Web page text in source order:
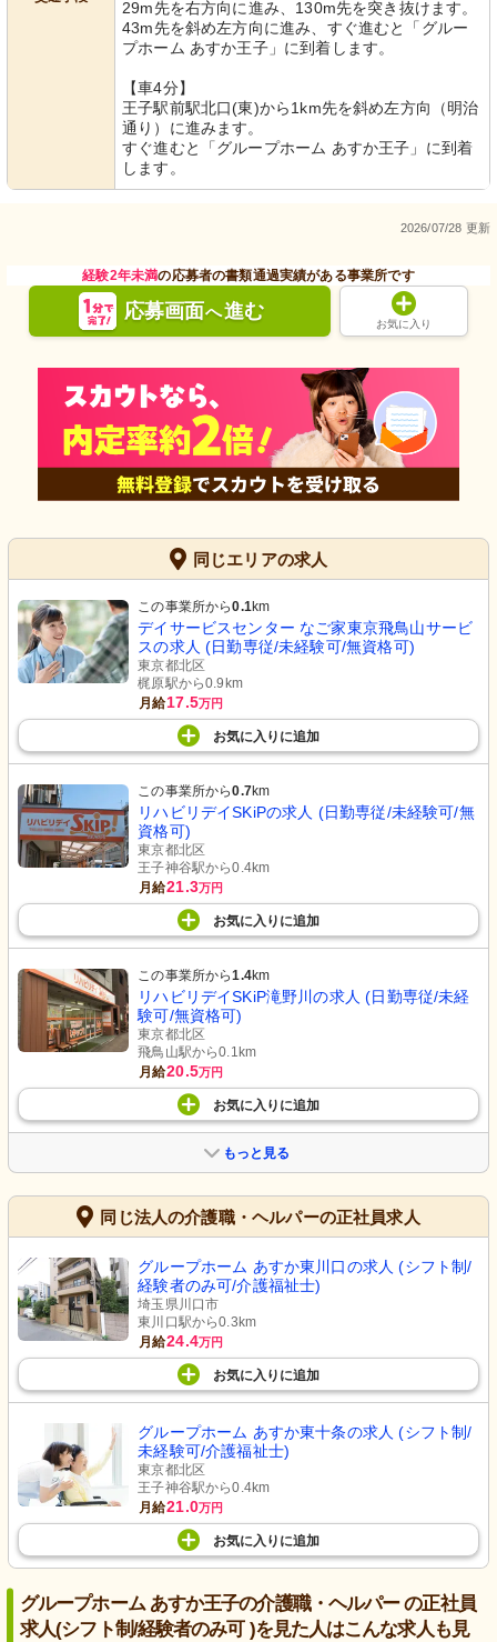
29m先を右方向に進み、130m先を突き抜けます。
43m先を斜め左方向に進み、すぐ進むと「グルー
プホーム あすか王子」に到着します。
【車4分】
王子駅前駅北口(東)から1km先を斜め左方向（明治
通り）に進みます。
すぐ進むと「グループホーム あすか王子」に到着
します。
2026/07/28 更新
経験2年未満の応募者の書類通過実績がある事業所です
応募画面へ進む
お気に入り
同じエリアの求人
この事業所から0.1km
デイサービスセンター なご家東京飛鳥山サービ
スの求人 (日勤専従/未経験可/無資格可)
東京都北区
梶原駅から0.9km
月給17.5万円
お気に入り に追加
この事業所から0.7km
リハビリデイSKiPの求人 (日勤専従/未経験可/無
資格可)
東京都北区
王子神谷駅から0.4km
月給21.3万円
お気に入り に追加
この事業所から1.4km
リハビリデイSKiP滝野川の求人 (日勤専従/未経
験可/無資格可)
東京都北区
飛鳥山駅から0.1km
月給20.5万円
お気に入り に追加
もっと見る
同じ法人の介護職・ヘルパーの正社員求人
グループホーム あすか東川口の求人 (シフト制/
経験者のみ可/介護福祉士)
埼玉県川口市
東川口駅から0.3km
月給24.4万円
お気に入り に追加
グループホーム あすか東十条の求人 (シフト制/
未経験可/介護福祉士)
東京都北区
王子神谷駅から0.4km
月給21.0万円
お気に入り に追加
グループホーム あすか王子の介護職・ヘルパー の正社員
求人(シフト制/経験者のみ可 )を見た人はこんな求人も見